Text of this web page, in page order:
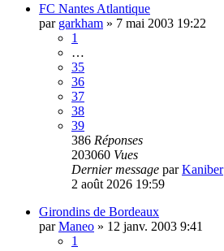
FC Nantes Atlantique
par garkham » 7 mai 2003 19:22
1
…
35
36
37
38
39
386 Réponses
203060 Vues
Dernier message parKaniber
2 août 2026 19:59
Girondins de Bordeaux
parManeo » 12 janv. 2003 9:41
1